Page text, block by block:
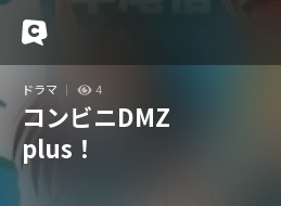
ドラマ 4
コンビニDMZ
plus！